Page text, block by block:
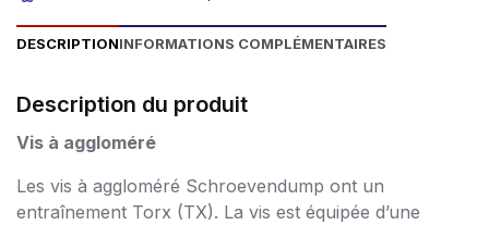
DESCRIPTIONINFORMATIONS COMPLÉMENTAIRES
Description du produit
Vis à aggloméré
Les vis à aggloméré Schroevendump ont un
entraînement Torx (TX). La vis est équipée d’une